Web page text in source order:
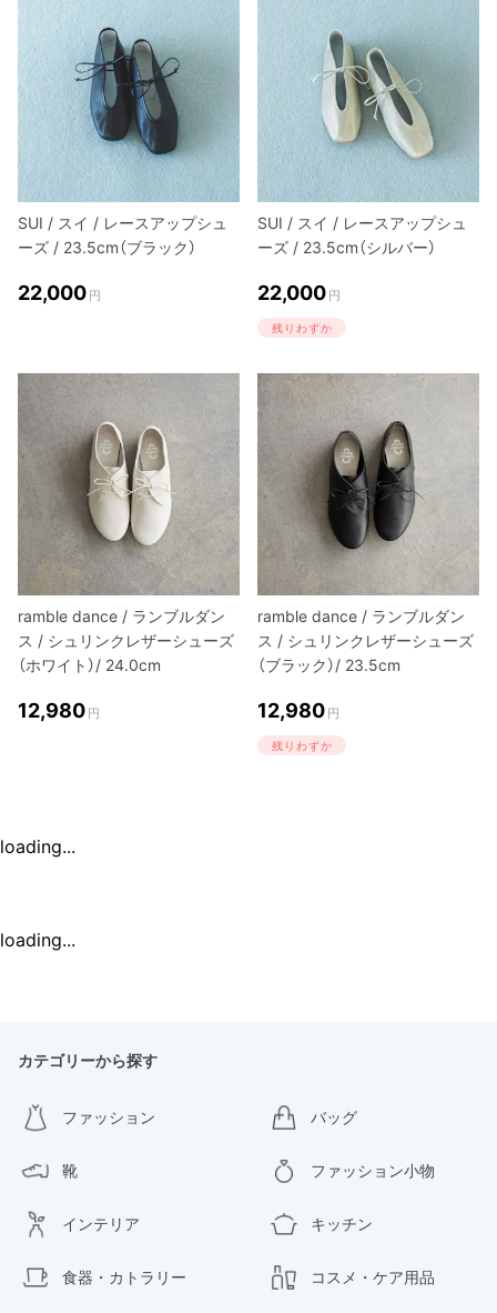
SUI / スイ / レースアップシュ
ーズ / 23.5cm（ブラック）
22,000 円
SUI / スイ / レースアップシュ
ーズ / 23.5cm（シルバー）
22,000 円
残りわずか
ramble dance / ランブルダン
ス / シュリンクレザーシューズ
（ホワイト）/ 24.0cm
12,980 円
ramble dance / ランブルダン
ス / シュリンクレザーシューズ
（ブラック）/ 23.5cm
12,980 円
残りわずか
loading...
loading...
カテゴリーから探す
ファッション バッグ
靴 ファッション小物
インテリア キッチン
食器・カトラリー コスメ・ケア用品